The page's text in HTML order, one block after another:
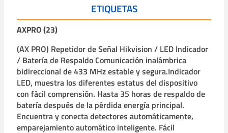
ETIQUETAS
AXPRO (23)
(AX PRO) Repetidor de Señal Hikvision / LED Indicador
/ Batería de Respaldo Comunicación inalámbrica
bidireccional de 433 MHz estable y segura.Indicador
LED, muestra los diferentes estatus del dispositivo
con fácil comprensión. Hasta 35 horas de respaldo de
batería después de la pérdida energía principal.
Encuentra y conecta detectores automáticamente,
emparejamiento automático inteligente. Fácil